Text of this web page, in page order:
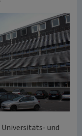
und